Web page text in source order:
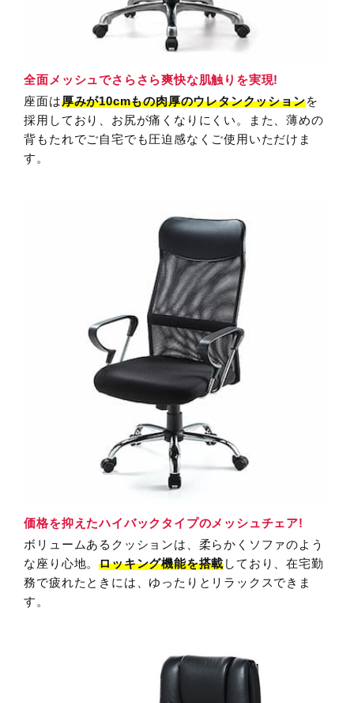
全面メッシュでさらさら爽快な肌触りを実現!
座面は厚みが10cmもの肉厚のウレタンクッションを
採用しており、お尻が痛くなりにくい。また、薄めの
背もたれでご自宅でも圧迫感なくご使用いただけま
す。
価格を抑えたハイバックタイプのメッシュチェア!
ボリュームあるクッションは、柔らかくソファのよう
な座り心地。ロッキング機能を搭載しており、在宅勤
務で疲れたときには、ゆったりとリラックスできま
す。